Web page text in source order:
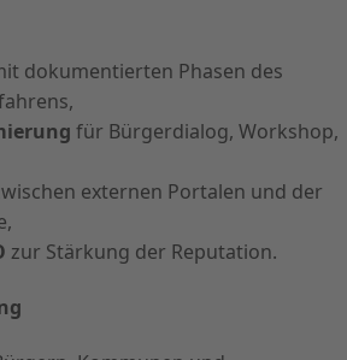
dokumentierten Phasen des
für Bürgerdialog, Workshop,
externen Portalen und der
zur Stärkung der Reputation.